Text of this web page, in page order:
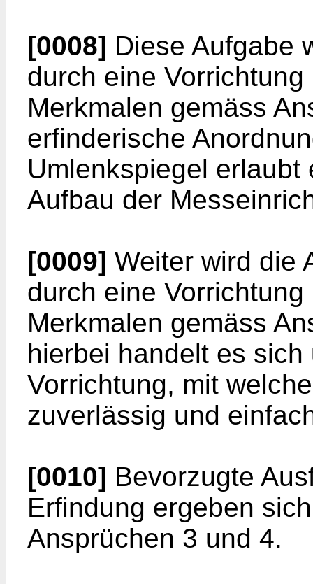
[0008] Diese Aufgabe
durch eine
Merkmalen gemäss
erfinderische
Umlenkspiegel
Aufbau der
[0009] Weiter wird die
durch eine
Merkmalen gemäss
hierbei handelt es
Vorrichtung, mit
zuverlässig und
[0010] Bevorzugte
Erfindung ergeben
Ansprüchen 3 und 4.